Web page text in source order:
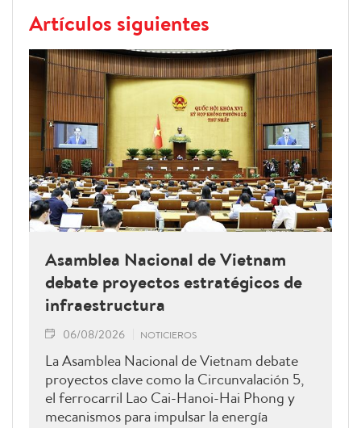
Artículos siguientes
Asamblea Nacional de Vietnam
debate proyectos estratégicos de
infraestructura
06/08/2026 NOTICIEROS
La Asamblea Nacional de Vietnam debate
proyectos clave como la Circunvalación 5,
el ferrocarril Lao Cai-Hanoi-Hai Phong y
mecanismos para impulsar la energía